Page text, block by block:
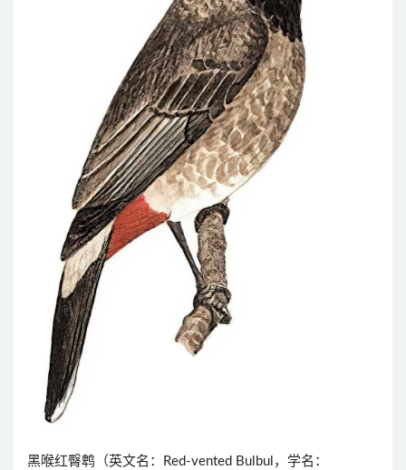
黑喉红臀鹎（英文名：Red-vented Bulbul，学名：